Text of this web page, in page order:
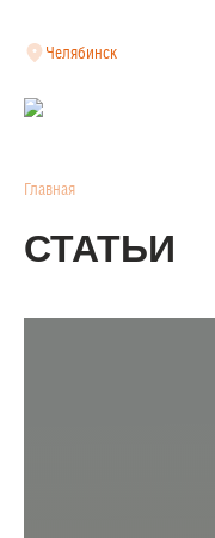
Челябинск
Главная
СТАТЬИ